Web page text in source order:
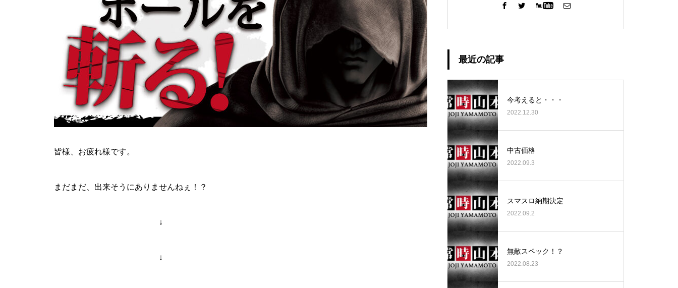
ティアラ蓮田店様 東京イースト様
ビックディッパー様 パンドラ横須賀店様 ゴールデンセンター様
皆様、お疲れ様です。
まだまだ、出来そうにありませんねぇ！？
↓
↓
最近の記事
今考えると・・・
2022.12.30
中古価格
2022.09.3
スマスロ納期決定
2022.09.2
無敵スペック！？
2022.08.23